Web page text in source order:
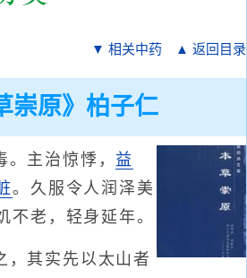
▼ 相关中药 ▲ 返回目录
崇原》柏子仁
主治惊悸， 益
。久服令人润泽美
不老，轻身延年。
，其实先以太山者